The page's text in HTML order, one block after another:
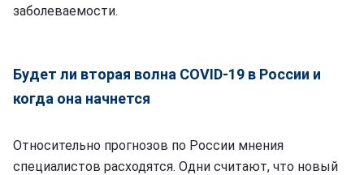
заболеваемости.
Будет ли вторая волна COVID-19 в России и
когда она начнется
Относительно прогнозов по России мнения
специалистов расходятся. Одни считают, что новый